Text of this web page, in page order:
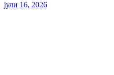
јули 16, 2026